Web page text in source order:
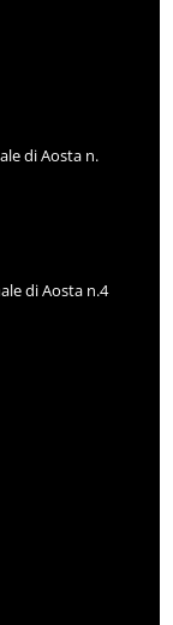
di Aosta n.
di Aosta n.4